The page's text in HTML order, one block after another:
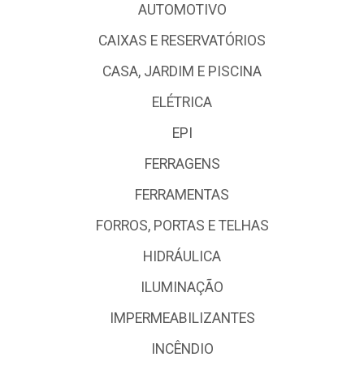
AUTOMOTIVO
CAIXAS E RESERVATÓRIOS
CASA, JARDIM E PISCINA
ELÉTRICA
EPI
FERRAGENS
FERRAMENTAS
FORROS, PORTAS E TELHAS
HIDRÁULICA
ILUMINAÇÃO
IMPERMEABILIZANTES
INCÊNDIO